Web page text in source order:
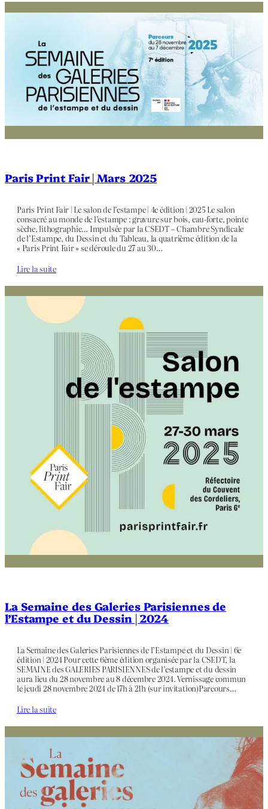
Paris Print Fair | Mars 2025
Paris Print Fair | Le salon de l’estampe | 4e édition | 2025 Le salon
consacré au monde de l’estampe : gravure sur bois, eau-forte, pointe
sèche, lithographie… Impulsée par la CSEDT – Chambre Syndicale
de l’Estampe, du Dessin et du Tableau, la quatrième édition de la
« Paris Print Fair » se déroule du 27 au 30…
Lire la suite
La Semaine des Galeries Parisiennes de
l’Estampe et du Dessin | 2024
La Semaine des Galeries Parisiennes de l’Estampe et du Dessin | 6e
édition | 2024 Pour cette 6ème édition organisée par la CSEDT, la
SEMAINE des GALERIES PARISIENNES de l’estampe et du dessin
aura lieu du 28 novembre au 8 décembre 2024. Vernissage commun
le jeudi 28 novembre 2024 de 17h à 21h (sur invitation)Parcours…
Lire la suite